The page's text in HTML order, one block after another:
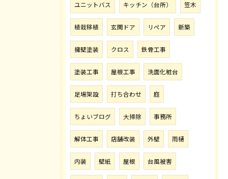
ユニットバス キッチン（台所） 笠木
植栽移植 玄関ドア リペア 新築
擁壁塗装 クロス 鉄骨工事
塗装工事 屋根工事 洗面化粧台
足場架設 打ち合わせ 庭
ちょいブログ 大掃除 事務所
解体工事 店舗改装 外壁 雨樋
内装 壁紙 屋根 台風被害